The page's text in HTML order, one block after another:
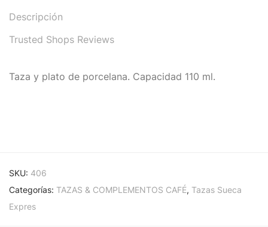
Descripción
Trusted Shops Reviews
Taza y plato de porcelana. Capacidad 110 ml.
SKU: 406
Categorías: TAZAS & COMPLEMENTOS CAFÉ, Tazas Sueca
Expres